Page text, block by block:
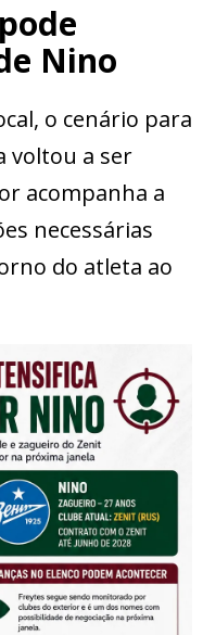
Nino
o cenário para
voltou a ser
acompanha a
necessárias
do atleta ao